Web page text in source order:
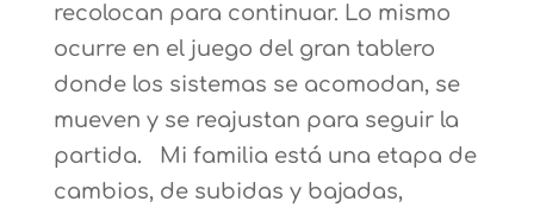
recolocan para continuar. Lo mismo
ocurre en el juego del gran tablero
donde los sistemas se acomodan, se
mueven y se reajustan para seguir la
partida. Mi familia está una etapa de
cambios, de subidas y bajadas,